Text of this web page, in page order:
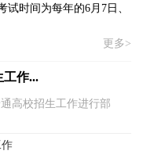
试时间为每年的6月7日、6
更多>
工作...
高校招生工作进行部